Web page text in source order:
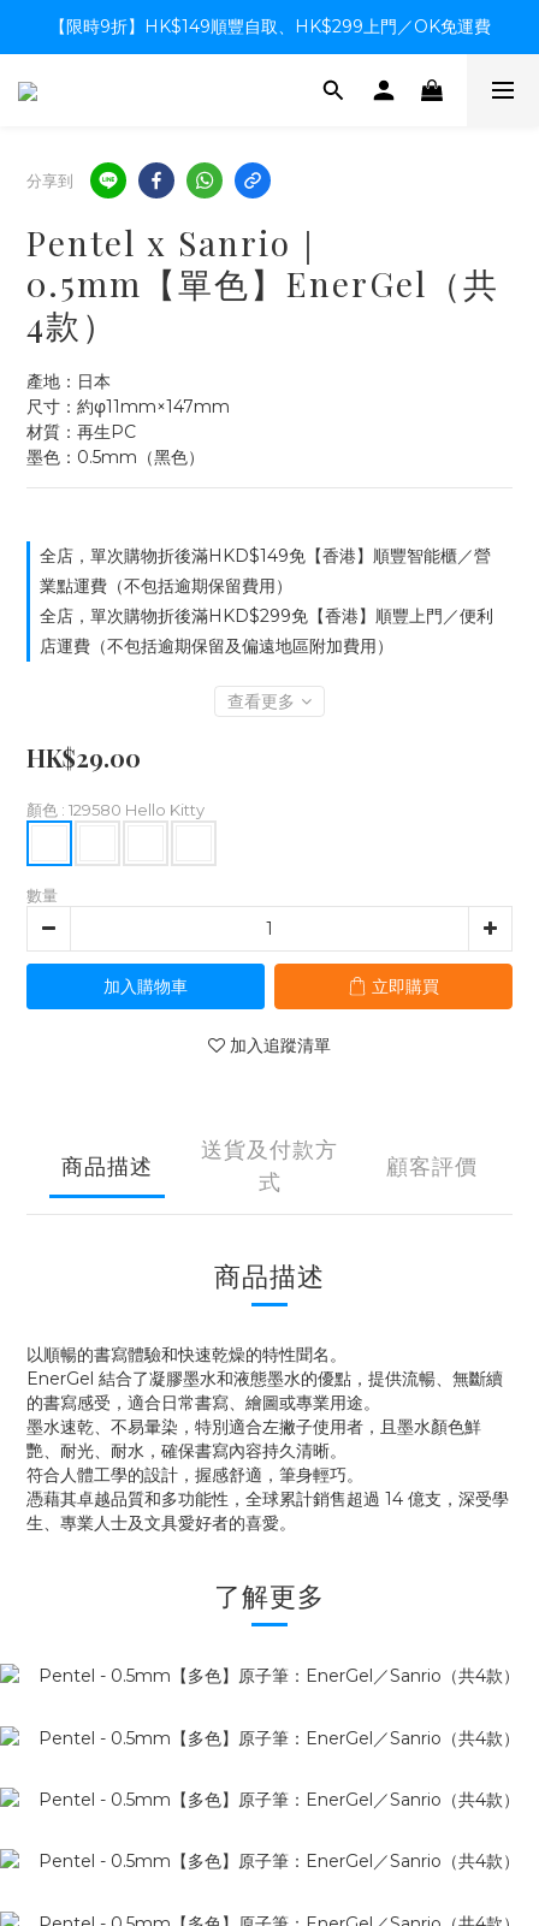
【限時9折】HK$149順豐自取、HK$299上門／OK免運費
【限時9折】HK$149順豐自取、HK$299上門／OK免運費
支付系統升級中，暫停信用卡支付至8月中，造成不便感謝諒解
分享到
Pentel x Sanrio｜
0.5mm【單色】EnerGel（共
4款）
產地：日本
尺寸：約φ11mm×147mm
材質：再生PC
墨色：0.5mm（黑色）
全店，單次購物折後滿HKD$149免【香港】順豐智能櫃／營
業點運費（不包括逾期保留費用）
全店，單次購物折後滿HKD$299免【香港】順豐上門／便利
店運費（不包括逾期保留及偏遠地區附加費用）
查看更多
HK$29.00
顏色 : 129580 Hello Kitty
數量
加入購物車 立即購買
加入追蹤清單
商品描述
送貨及付款方
式
顧客評價
商品描述
以順暢的書寫體驗和快速乾燥的特性聞名。
EnerGel 結合了凝膠墨水和液態墨水的優點，提供流暢、無斷續
的書寫感受，適合日常書寫、繪圖或專業用途。
墨水速乾、不易暈染，特別適合左撇子使用者，且墨水顏色鮮
艷、耐光、耐水，確保書寫內容持久清晰。
符合人體工學的設計，握感舒適，筆身輕巧。
憑藉其卓越品質和多功能性，全球累計銷售超過 14 億支，深受學
生、專業人士及文具愛好者的喜愛。
了解更多